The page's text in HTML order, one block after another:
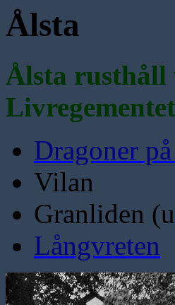
Ålsta
Ålsta rusthåll
Dragoner
Vilan
Granliden
Långvreten